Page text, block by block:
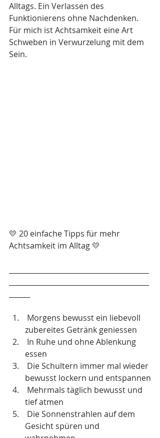
Alltags. Ein Verlassen des
Funktionierens ohne Nachdenken.
Für mich ist Achtsamkeit eine Art
Schweben in Verwurzelung mit dem
Sein.
💛 20 einfache Tipps für mehr
Achtsamkeit im Alltag 💛
zubereites Getränk geniessen
essen
bewusst lockern und entspannen
tief atmen
Gesicht spüren und